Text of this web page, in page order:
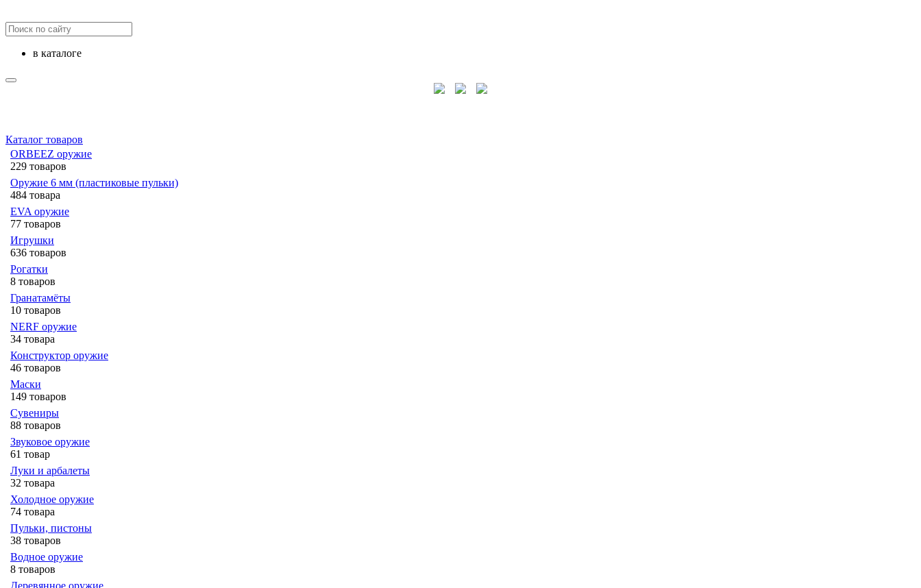
в каталоге
Каталог товаров
ORBEEZ оружие
229 товаров
Оружие 6 мм (пластиковые пульки)
484 товара
EVA оружие
77 товаров
Игрушки
636 товаров
Рогатки
8 товаров
Гранатамёты
10 товаров
NERF оружие
34 товара
Конструктор оружие
46 товаров
Маски
149 товаров
Сувениры
88 товаров
Звуковое оружие
61 товар
Луки и арбалеты
32 товара
Холодное оружие
74 товара
Пульки, пистоны
38 товаров
Водное оружие
8 товаров
Деревянное оружие